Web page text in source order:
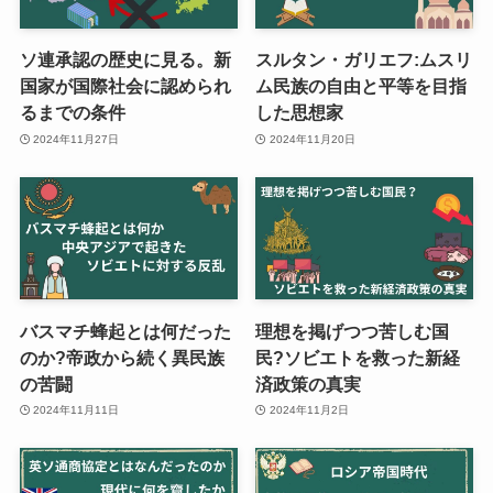
ソ連承認の歴史に見る。新
国家が国際社会に認められ
るまでの条件
2024年11月27日
スルタン・ガリエフ:ムスリ
ム民族の自由と平等を目指
した思想家
2024年11月20日
バスマチ蜂起とは何だった
のか?帝政から続く異民族
の苦闘
2024年11月11日
理想を掲げつつ苦しむ国
民?ソビエトを救った新経
済政策の真実
2024年11月2日